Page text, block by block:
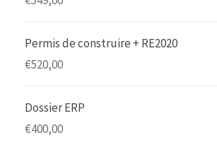
Permis de construire + RE2020
€520,00
Dossier ERP
€400,00